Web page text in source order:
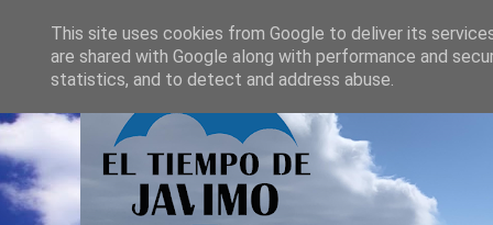
This site uses cookies from Google to deliver its
are shared with Google along with performance and
statistics, and to detect and address abuse.